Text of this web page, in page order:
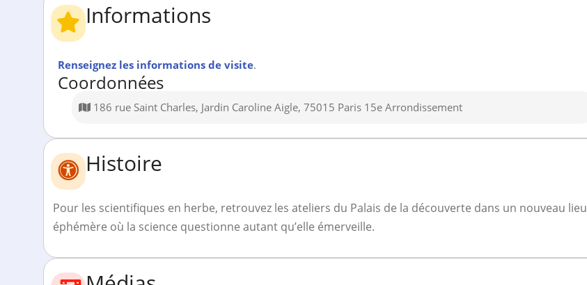
Informations
Renseignez les informations de visite.
Coordonnées
186 rue Saint Charles, Jardin Caroline Aigle, 75015 Paris 15e Arrondissement
Histoire
Pour les scientifiques en herbe, retrouvez les ateliers du Palais de la découverte dans un nouveau lieu
éphémère où la science questionne autant qu’elle émerveille.